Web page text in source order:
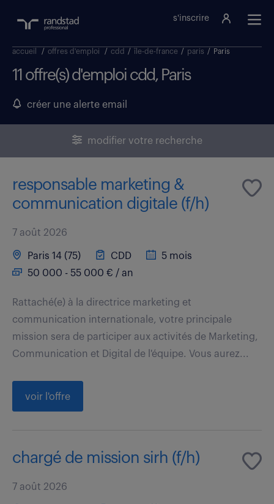
s'inscrire
accueil / offres d'emploi / cdd / île-de-france / paris / Paris
11 offre(s) d'emploi cdd, Paris
créer une alerte email
modifier votre recherche
responsable marketing &
communication digitale (f/h)
7 août 2026
Paris 14 (75) CDD
5 mois
50 000 - 55 000 € / an
Rattaché(e) à la directrice marketing et
communication internationale, votre principale
mission sera de participer aux activités de Marketing,
Communication et Digital de l'équipe. Vous aurez...
voir l'offre
chargé de mission sirh (f/h)
7 août 2026